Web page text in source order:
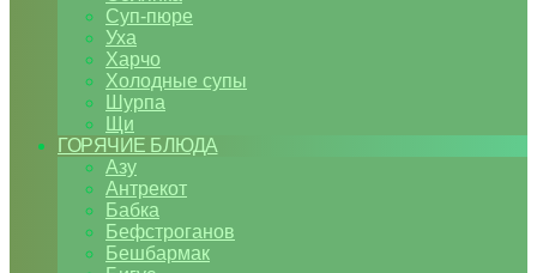
Суп-пюре
Уха
Харчо
Холодные супы
Шурпа
Щи
ГОРЯЧИЕ БЛЮДА
Азу
Антрекот
Бабка
Бефстроганов
Бешбармак